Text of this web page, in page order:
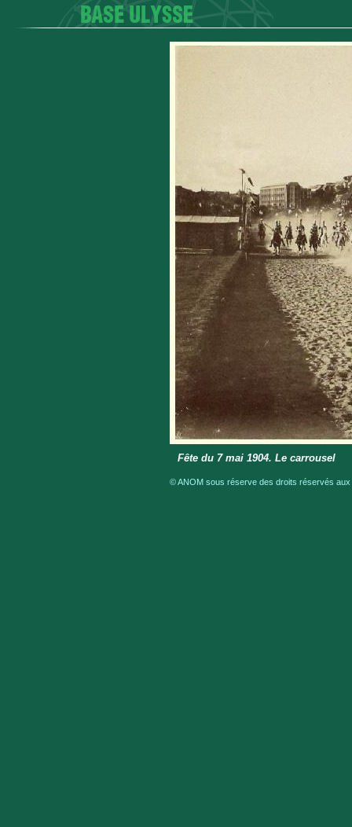
Fête du 7 mai 1904. Le carrousel
© ANOM sous réserve des droits réservés